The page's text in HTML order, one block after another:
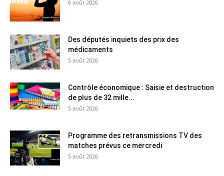
6 août 2026
Des députés inquiets des prix des
médicaments
5 août 2026
Contrôle économique : Saisie et destruction
de plus de 32 mille...
5 août 2026
Programme des retransmissions TV des
matches prévus ce mercredi
5 août 2026